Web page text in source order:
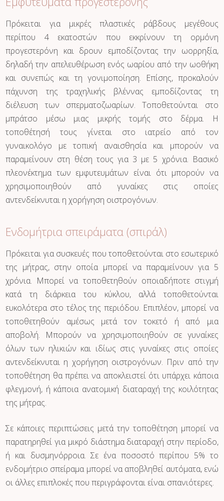
Πρόκειται για μικρές πλαστικές ράβδους μεγέθους
περίπου 4 εκατοστών που εκκρίνουν τη ορμόνη
προγεστερόνη και δρουν εμποδίζοντας την ωορρηξία,
δηλαδή την απελευθέρωση ενός ωαρίου από την ωοθήκη
και συνεπώς και τη γονιμοποίηση. Επίσης, προκαλούν
πάχυνση της τραχηλικής βλέννας εμποδίζοντας τη
διέλευση των σπερματοζωαρίων. Τοποθετούνται στο
μπράτσο μέσω μιας μικρής τομής στο δέρμα. Η
τοποθέτησή τους γίνεται στο ιατρείο από τον
γυναικολόγο με τοπική αναισθησία και μπορούν να
παραμείνουν στη θέση τους για 3 με 5 χρόνια. Βασικό
πλεονέκτημα των εμφυτευμάτων είναι ότι μπορούν να
χρησιμοποιηθούν από γυναίκες στις οποίες
αντενδείκνυται η χορήγηση οιστρογόνων.
Ενδομήτρια σπειράματα (σπιράλ)
Πρόκειται για συσκευές που τοποθετούνται στο εσωτερικό
της μήτρας, στην οποία μπορεί να παραμείνουν για 5
χρόνια. Μπορεί να τοποθετηθούν οποιαδήποτε στιγμή
κατά τη διάρκεια του κύκλου, αλλά τοποθετούνται
ευκολότερα στο τέλος της περιόδου. Επιπλέον, μπορεί να
τοποθετηθούν αμέσως μετά τον τοκετό ή από μια
αποβολή. Μπορούν να χρησιμοποιηθούν σε γυναίκες
όλων των ηλικιών και ιδίως στις γυναίκες στις οποίες
αντενδείκνυται η χορήγηση οιστρογόνων. Πριν από την
τοποθέτηση θα πρέπει να αποκλειστεί ότι υπάρχει κάποια
φλεγμονή, ή κάποια ανατομική διαταραχή της κοιλότητας
της μήτρας.
Σε κάποιες περιπτώσεις μετά την τοποθέτηση μπορεί να
παρατηρηθεί για μικρό διάστημα διαταραχή στην περίοδο,
ή και δυσμηνόρροια. Σε ένα ποσοστό περίπου 5% το
ενδομήτριο σπείραμα μπορεί να αποβληθεί αυτόματα, ενώ
οι άλλες επιπλοκές που περιγράφονται είναι σπανιότερες.